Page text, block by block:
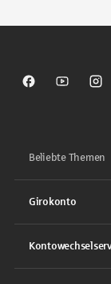
Sparkasse auf
Beliebte Themen
Girokonto